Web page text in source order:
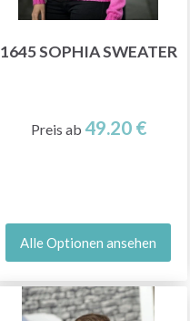
1645 SOPHIA SWEATER
Preis ab 49.20 €
Alle Optionen ansehen